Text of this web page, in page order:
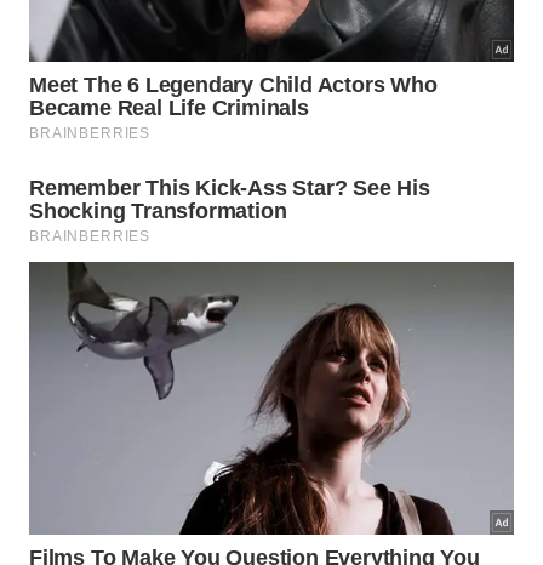
Nenhum concreto foi despejado. Nenhum soldador passou
meses no local. -créditos: Broad Group/Divulgação
de uma padronização geométrica rigorosa para o
transporte rodoviário correto dos módulos. As
dimensões precisam respeitar os limites de largura
das rodovias locais existentes. Indicamos as
principaisexigênciasde infraestrutura
para viabilizar esse transporte abaixo.
Adequação estrita às dimensões máximas de
frete rodoviário das rodovias.
Integração vertical eficiente com fornecedores
de peças pré-fabricadas de aço.
Conformidade com as normas de zoneamento e
segurança das metrópoles regionais.